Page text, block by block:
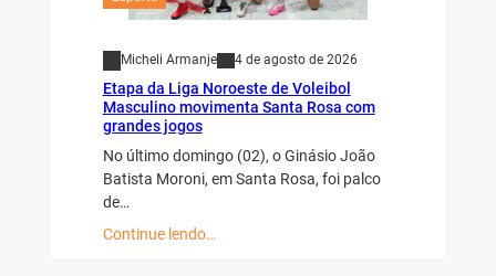
Micheli Armanje 4 de agosto de 2026
Etapa da Liga Noroeste de Voleibol
Masculino movimenta Santa Rosa com
grandes jogos
No último domingo (02), o Ginásio João
Batista Moroni, em Santa Rosa, foi palco
de…
Continue lendo…